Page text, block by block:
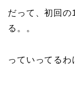
だって、初回の
る。。
っていってるわ